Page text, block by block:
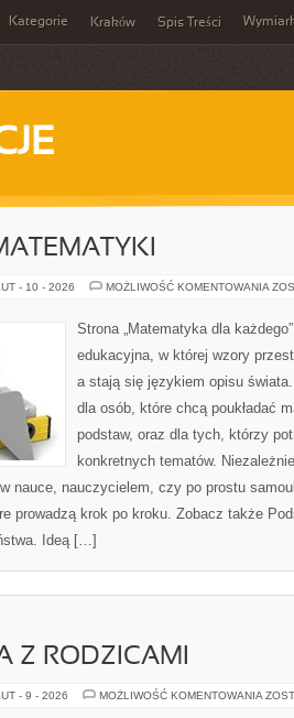
Kategorie Kraków Spis Treści
- 10 - 2026 MOŻLIWOŚĆ KOMENTOWANIA
Strona „Matematyka dla
edukacyjna, w której wzory
a stają się językiem opisu świata.
dla osób, które chcą poukładać
podstaw, oraz dla tych, którzy
konkretnych tematów.
nauce, nauczycielem, czy po prostu
prowadzą krok po kroku. Zobacz także
Ideą […]
Z RODZICAMI
- 9 - 2026 MOŻLIWOŚĆ KOMENTOWANIA